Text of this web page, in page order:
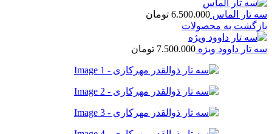
سه تار الماس 6.500.000 تومان
بازگشت به محصولات
سه تار داوود ویژه 7.500.000 تومان